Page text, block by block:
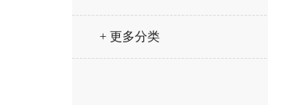
+ 更多分类